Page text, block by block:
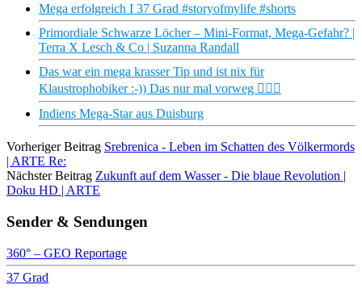
Mega erfolgreich I 37 Grad #storyofmylife #shorts
Primordiale Schwarze Löcher – Mini-Format, Mega-Gefahr? |
Terra X Lesch & Co | Suzanna Randall
Das war ein mega krasser Tip und ist nix für
Klaustrophobiker :-)) Das nur mal vorweg 😵‍💫🙈
Indiens Mega-Star aus Duisburg
Vorheriger Beitrag Srebrenica - Leben im Schatten des Völkermords
| ARTE Re:
Nächster Beitrag Zukunft auf dem Wasser - Die blaue Revolution |
Doku HD | ARTE
Sender & Sendungen
360° – GEO Reportage
37 Grad